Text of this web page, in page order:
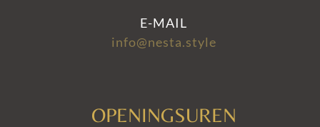
E-MAIL
info@nesta.style
OPENINGSUREN